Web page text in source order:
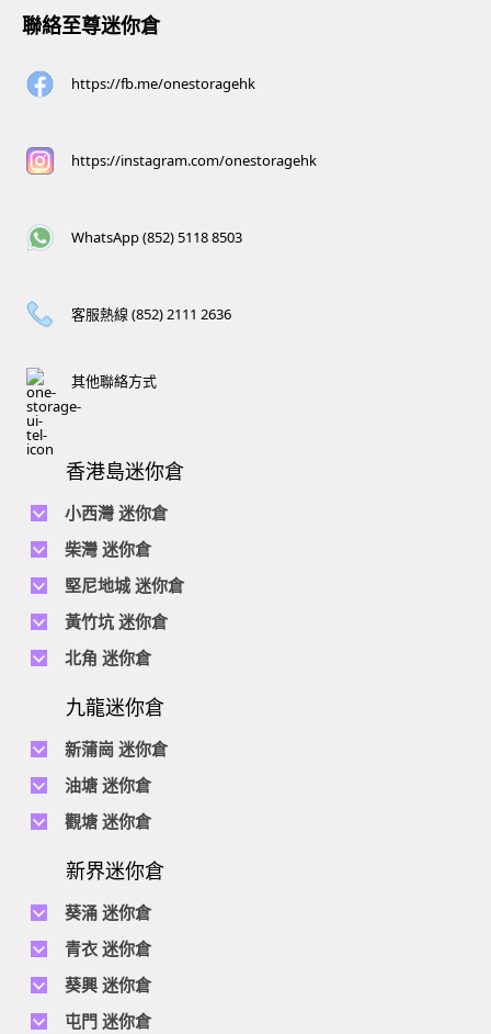
聯絡至尊迷你倉
https://fb.me/onestoragehk
https://instagram.com/onestoragehk
WhatsApp (852) 5118 8503
客服熱線 (852) 2111 2636
其他聯絡方式
香港島迷你倉
小西灣 迷你倉
電話 :2111 1062
地址 : 柴灣新業街5號王子工業大廈4樓
地址 : 柴灣新業街11號森龍工業大廈7樓B室
柴灣 迷你倉
電話 :2194 0038
地址 : 柴灣祥利街7號萬峰工業大廈6樓C室
地址 : 柴灣利眾街20號柴灣中心工業大廈6樓B室及14樓B1室
堅尼地城 迷你倉
電話 : 2623 0280
地址 : 堅尼地城士美菲路12P號祥興工業大廈9樓
黃竹坑 迷你倉
電話 :2680 9691
地址 : 黃竹坑道18號瑞琪工業大廈14樓A室
電話 :2116 8113
地址 : 香港黃竹坑道56-60號怡華工業大廈3樓B室
北角 迷你倉
地址 : 香港屈臣道4-6號海景大廈B座10樓4&6室
九龍迷你倉
新蒲崗 迷你倉
電話 :2111 0509
地址 : 新蒲崗景福街106號太子工業大廈15樓B室
地址 : 新蒲崗五芳街8號利嘉工業大廈9樓CD室
電話 :2116 5165
地址 : 新蒲崗景福街114號捷景工業大廈3樓A室
油塘 迷你倉
電話 :2623 0300
地址 : 油塘四山街4號華輝工業大廈一樓C室
觀塘 迷你倉
地址 : 觀塘偉業街146號美嘉工業大廈5樓A室
新界迷你倉
葵涌 迷你倉
電話 :2111 2683
地址 : 葵涌昌榮路9-11號同珍工業大廈B座19樓
地址 : 葵涌打磚坪街16號有利工業貨倉大廈2樓D室
青衣 迷你倉
電話 :2111 1063
地址 : 青衣長達路1-33號青衣工業中心2期D座5樓及7樓, C座7樓
葵興 迷你倉
電話 :2111 1629
屯門 迷你倉